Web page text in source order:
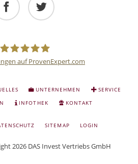
und
auf ProvenExpert.com
UNTERNEHMEN
SERVICE
INFOTHEK KONTAKT
SITEMAP LOGIN
2026 DAS Invest Vertriebs GmbH